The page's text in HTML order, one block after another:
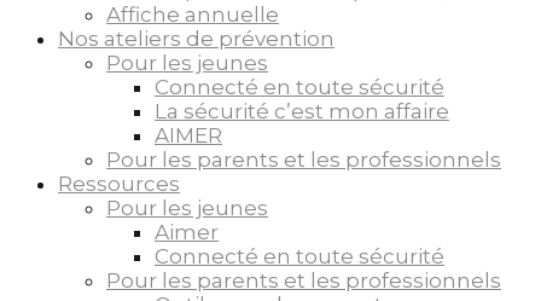
Affiche annuelle
Nos ateliers de prévention
Pour les jeunes
Connecté en toute sécurité
La sécurité c’est mon affaire
AIMER
Pour les parents et les professionnels
Ressources
Pour les jeunes
Aimer
Connecté en toute sécurité
Pour les parents et les professionnels